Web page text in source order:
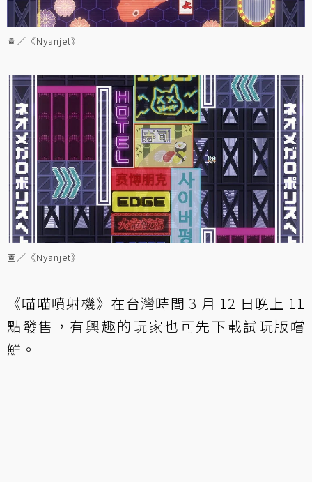
圖／《Nyanjet》
圖／《Nyanjet》
《喵喵噴射機》在台灣時間 3 月 12 日晚上 11
點發售，有興趣的玩家也可先下載試玩版嚐
鮮。